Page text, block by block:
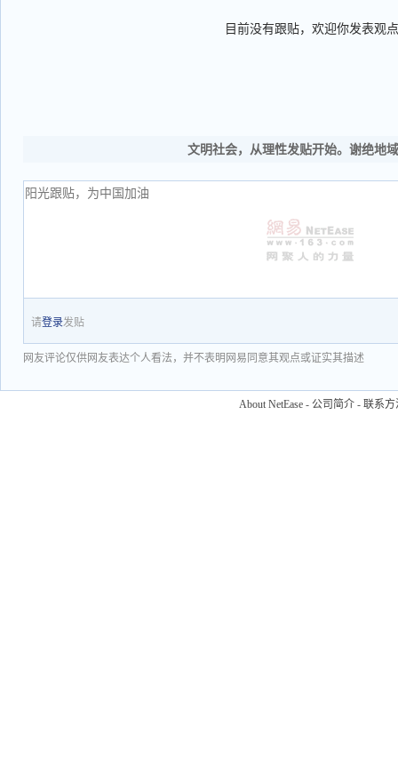
目前没有跟贴，欢迎你发表观点
文明社会，从理性发贴开始。谢绝地
请登录发贴
网友评论仅供网友表达个人看法，并不表明网易同意其观点或证实其描述
About NetEase - 公司简介 - 联系方